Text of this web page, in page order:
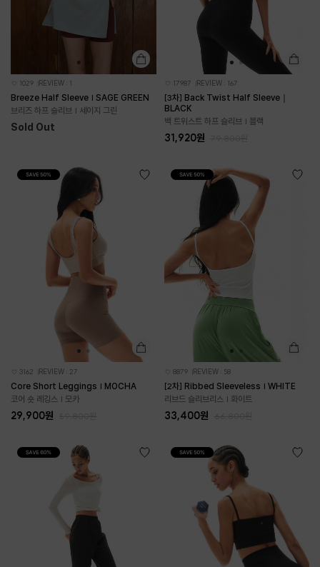
1029 REVIEW : 1
Breeze Half Sleeve | SAGE GREEN
브리즈 하프 슬리브 | 세이지 그린
Sold Out
17987 REVIEW : 167
[3차] Back Twist Half Sleeve｜
BLACK
백 트위스트 하프 슬리브 | 블랙
31,920원
3162 REVIEW : 27
Core Short Leggings | MOCHA
코어 숏 레깅스 | 모카
29,900원
8879 REVIEW : 58
[2차] Ribbed Sleeveless | WHITE
리브드 슬리브리스 | 화이트
33,400원